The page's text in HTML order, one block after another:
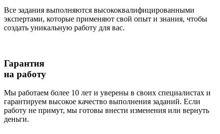
Все задания выполняются высококвалифицированными
экспертами, которые применяют свой опыт и знания, чтобы
создать уникальную работу для вас.
Гарантия
на работу
Мы работаем более 10 лет и уверены в своих специалистах и
гарантируем высокое качество выполнения заданий. Если
работу не примут, мы готовы внести изменения или вернуть
деньги.